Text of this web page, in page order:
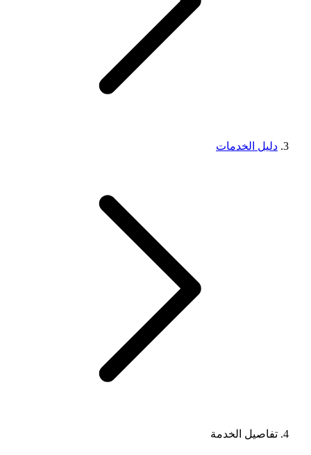
دليل الخدمات
تفاصيل الخدمة